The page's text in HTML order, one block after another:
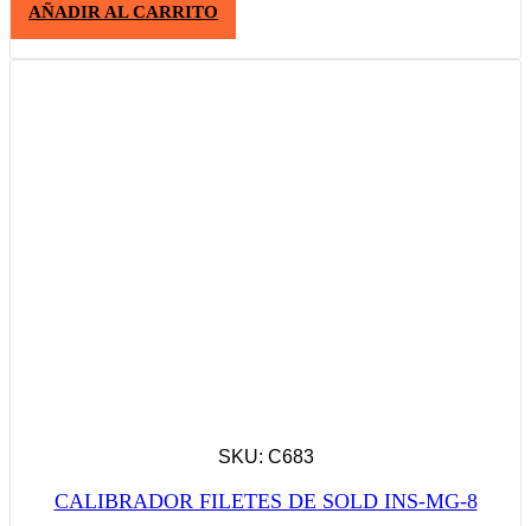
AÑADIR AL CARRITO
SKU: C683
CALIBRADOR FILETES DE SOLD INS-MG-8